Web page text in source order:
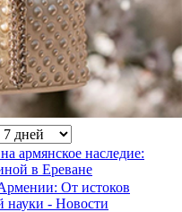
армянское наследие:
в Ереване
От истоков
науки - Новости